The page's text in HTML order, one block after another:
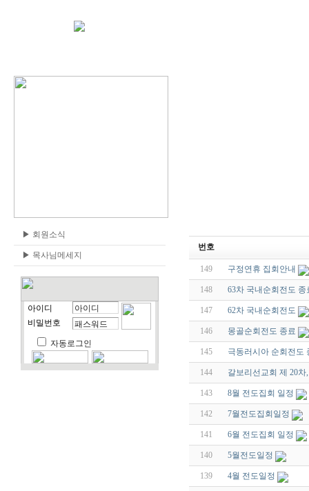
▶ 회원소식
▶ 목사님메세지
아이디
비밀번호
자동로그인
번호
149 구정연휴 집회안내
148 63차 국내순회전도 종
147 62차 국내순회전도
146 몽골순회전도 종료
145 극동러시아 순회전도
144 갈보리선교회 제 20
143 8월 전도집회 일정
142 7월전도집회일정
141 6월 전도집회 일정
140 5월전도일정
139 4월 전도일정